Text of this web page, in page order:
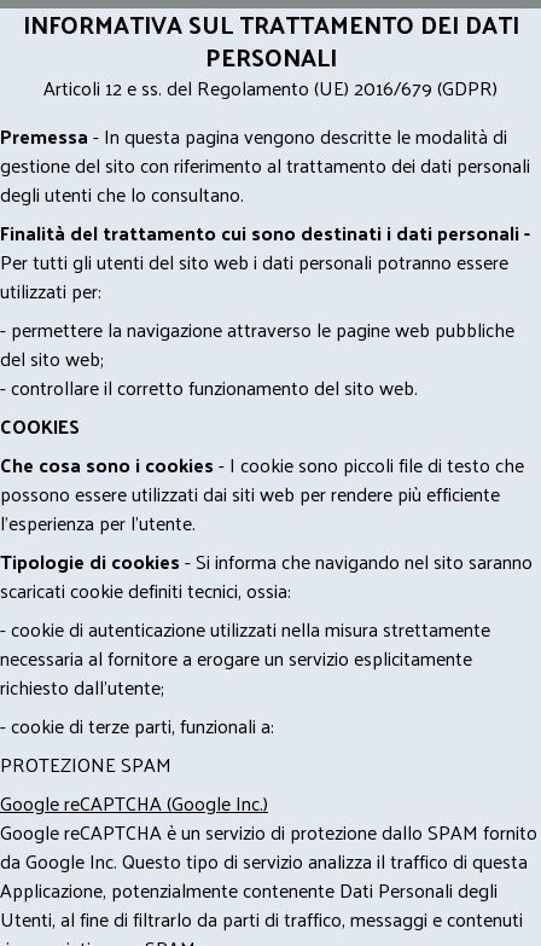
INFORMATIVA SUL TRATTAMENTO DEI DATI
PERSONALI
Articoli 12 e ss. del Regolamento (UE) 2016/679 (GDPR)
Premessa- In questa pagina vengono descritte le modalità di
gestione del sito con riferimento al trattamento dei dati personali
degli utenti che lo consultano.
Finalità del trattamento cui sono destinati i dati personali -
Per tutti gli utenti del sito web i dati personali potranno essere
utilizzati per:
- permettere la navigazione attraverso le pagine web pubbliche
del sito web;
- controllare il corretto funzionamento del sito web.
COOKIES
Che cosa sono i cookies- I cookie sono piccoli file di testo che
possono essere utilizzati dai siti web per rendere più efficiente
l'esperienza per l'utente.
Tipologie di cookies- Si informa che navigando nel sito saranno
scaricati cookie definiti tecnici, ossia:
- cookie di autenticazione utilizzati nella misura strettamente
necessaria al fornitore a erogare un servizio esplicitamente
richiesto dall'utente;
- cookie di terze parti, funzionali a:
PROTEZIONE SPAM
Google reCAPTCHA (Google Inc.)
Google reCAPTCHA è un servizio di protezione dallo SPAM fornito
da Google Inc. Questo tipo di servizio analizza il traffico di questa
Applicazione, potenzialmente contenente Dati Personali degli
Utenti, al fine di filtrarlo da parti di traffico, messaggi e contenuti